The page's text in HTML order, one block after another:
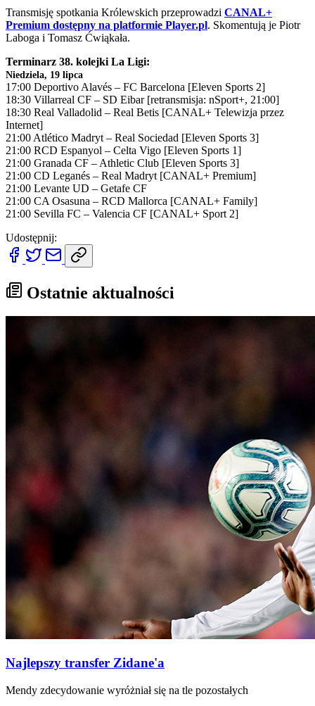
Transmisję spotkania Królewskich przeprowadzi CANAL+
Premium dostępny na platformie Player.pl. Skomentują je Piotr
Laboga i Tomasz Ćwiąkała.
Terminarz 38. kolejki La Ligi:
Niedziela, 19 lipca
17:00 Deportivo Alavés – FC Barcelona [Eleven Sports 2]
18:30 Villarreal CF – SD Eibar [retransmisja: nSport+, 21:00]
18:30 Real Valladolid – Real Betis [CANAL+ Telewizja przez
Internet]
21:00 Atlético Madryt – Real Sociedad [Eleven Sports 3]
21:00 RCD Espanyol – Celta Vigo [Eleven Sports 1]
21:00 Granada CF – Athletic Club [Eleven Sports 3]
21:00 CD Leganés – Real Madryt [CANAL+ Premium]
21:00 Levante UD – Getafe CF
21:00 CA Osasuna – RCD Mallorca [CANAL+ Family]
21:00 Sevilla FC – Valencia CF [CANAL+ Sport 2]
Udostępnij:
Ostatnie aktualności
Najlepszy transfer Zidane'a
Mendy zdecydowanie wyróżniał się na tle pozostałych